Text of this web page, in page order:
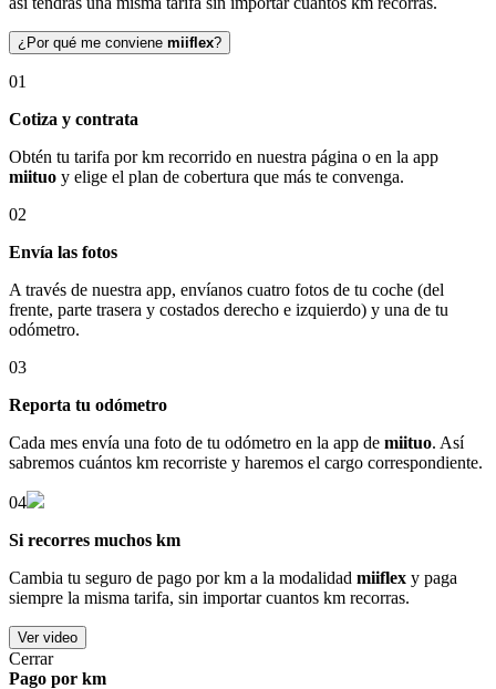
¿Por qué me conviene miiflex?
01
Cotiza y contrata
Obtén tu tarifa por km recorrido en nuestra página o en la app
miituo y elige el plan de cobertura que más te convenga.
02
Envía las fotos
A través de nuestra app, envíanos cuatro fotos de tu coche (del
frente, parte trasera y costados derecho e izquierdo) y una de tu
odómetro.
03
Reporta tu odómetro
Cada mes envía una foto de tu odómetro en la app de miituo. Así
sabremos cuántos km recorriste y haremos el cargo correspondiente.
04
Si recorres muchos km
Cambia tu seguro de pago por km a la modalidad miiflex y paga
siempre la misma tarifa, sin importar cuantos km recorras.
Ver video
Cerrar
Pago por km